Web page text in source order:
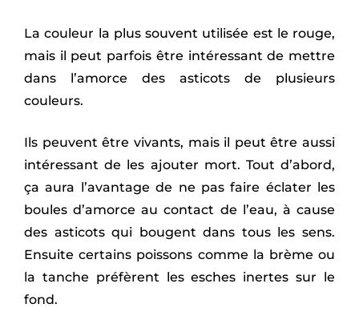
La couleur la plus souvent utilisée est le rouge,
mais il peut parfois être intéressant de mettre
dans l’amorce des asticots de plusieurs
couleurs.
Ils peuvent être vivants, mais il peut être aussi
intéressant de les ajouter mort. Tout d’abord,
ça aura l’avantage de ne pas faire éclater les
boules d’amorce au contact de l’eau, à cause
des asticots qui bougent dans tous les sens.
Ensuite certains poissons comme la brème ou
la tanche préfèrent les esches inertes sur le
fond.